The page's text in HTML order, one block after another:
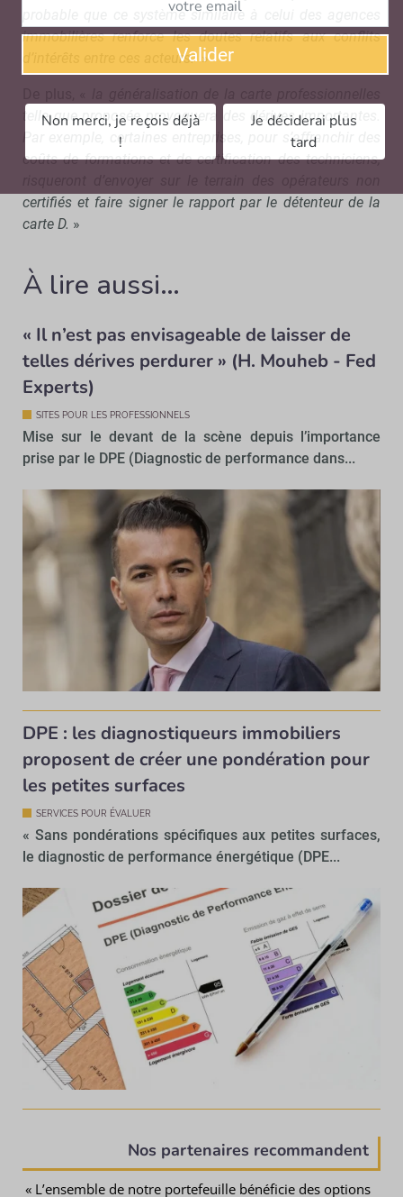
probable que ce système similaire à celui des agences
immobilières renforce les doutes relatifs aux conflits
d’intérêts entre ces acteurs.»
telle que proposée provoquera des dérives importantes.
Par exemple, certaines entreprises, pour s’affranchir des
coûts de formations et de certification des techniciens,
certifiés et faire signer le rapport par le détenteur de la
carte D. »
À lire aussi…
« Il n’est pas envisageable de laisser de
telles dérives perdurer » (H. Mouheb - Fed
Experts)
SITES POUR LES PROFESSIONNELS
Mise sur le devant de la scène depuis l’importance
prise par le DPE (Diagnostic de performance dans...
DPE : les diagnostiqueurs immobiliers
proposent de créer une pondération pour
les petites surfaces
SERVICES POUR ÉVALUER
« Sans pondérations spécifiques aux petites surfaces,
le diagnostic de performance énergétique (DPE...
Nos partenaires recommandent
« L’ensemble de notre portefeuille bénéficie des options
Valider
Non merci, je reçois déjà
!
Je déciderai plus
tard